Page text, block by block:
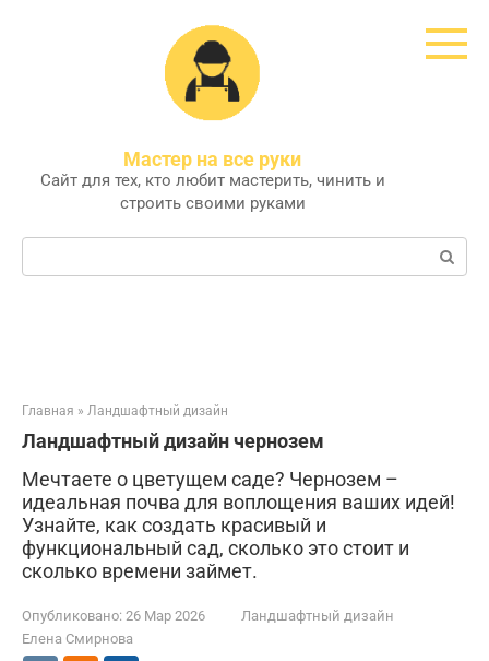
Мастер на все руки
Сайт для тех, кто любит мастерить, чинить и
строить своими руками
Поиск:
Главная » Ландшафтный дизайн
Ландшафтный дизайн чернозем
Мечтаете о цветущем саде? Чернозем –
идеальная почва для воплощения ваших идей!
Узнайте, как создать красивый и
функциональный сад, сколько это стоит и
сколько времени займет.
Опубликовано: 26 Мар 2026
Ландшафтный дизайн
Елена Смирнова